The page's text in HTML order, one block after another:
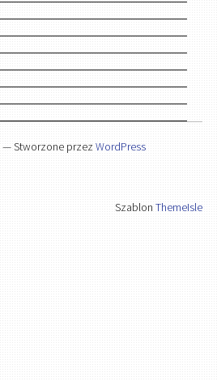
— Stworzone przez WordPress
SzablonThemeIsle